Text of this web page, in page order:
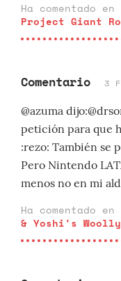
Ha comentado
Project Giant
Comentario 3
@azuma
petición para que
:rezo: También se
Pero Nintendo
menos no en mi
Ha comentado
& Yoshi's